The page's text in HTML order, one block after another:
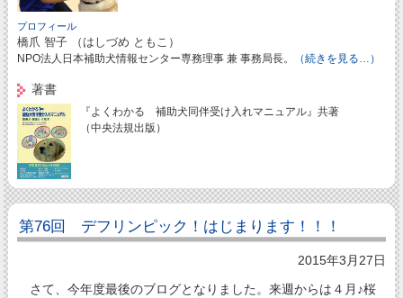
プロフィール
橋爪 智子 （はしづめ ともこ）
NPO法人日本補助犬情報センター専務理事 兼 事務局長。 （続きを見る…）
著書
『よくわかる 補助犬同伴受け入れマニュアル』共著
（中央法規出版）
第76回 デフリンピック！はじまります！！！
2015年3月27日
さて、今年度最後のブログとなりました。来週からは４月♪桜